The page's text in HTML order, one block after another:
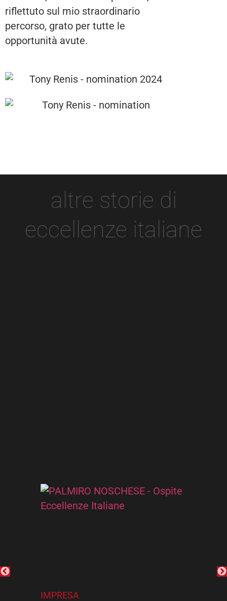
riflettuto sul mio straordinario
percorso, grato per tutte le
opportunità avute.
altre storie di
eccellenze italiane
IMPRESA